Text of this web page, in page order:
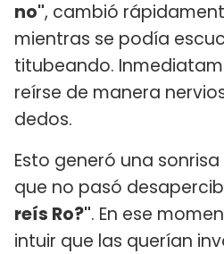
no", cambió
mientras se podía
titubeando.
reírse de manera
dedos.
Esto generó una
que no pasó
reís Ro?". En ese
intuir que las querían